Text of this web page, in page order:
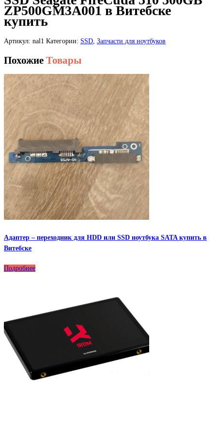
ZP500GM3A001 в Витебске
купить
Артикул: nal1 Категории: SSD Запчасти для ноутбуков
Похожие Товары
Адаптер – переходник для HDD или SSD ноутбука SATA купить в
Витебске
Подробнее